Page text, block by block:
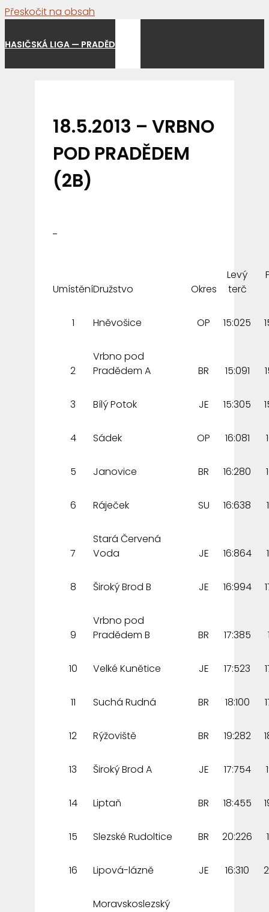
Přeskočit na obsah
HASIČSKÁ LIGA — PRADĚD
18.5.2013 – VRBNO
POD PRADĚDEM
(2B)
UmístěníDružstvo Okres
Levý
terč
1 Hněvošice OP 15:025
2
Vrbno pod
Pradědem A
BR 15:091
3 Bílý Potok JE 15:305
4 Sádek OP 16:081
5 Janovice BR 16:280
6 Ráječek SU 16:638
7
Stará Červená
Voda
JE 16:864
8 Široký Brod B JE 16:994
9
Vrbno pod
Pradědem B
BR 17:385
10 Velké Kunětice JE 17:523
11 Suchá Rudná BR 18:100
12 Rýžoviště BR 19:282
13 Široký Brod A JE 17:754
14 Liptaň BR 18:455
15 Slezské Rudoltice BR 20:226
16 Lipová-lázně JE 16:310
Moravskoslezský